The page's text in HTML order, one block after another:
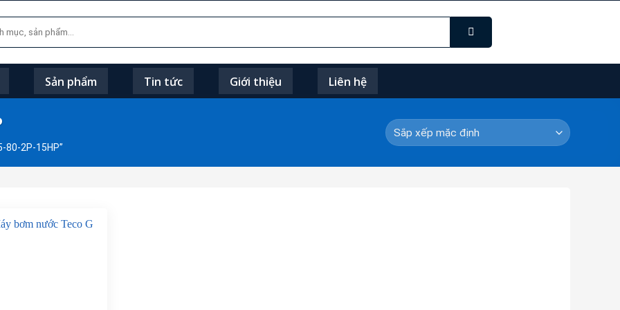
Sản phẩm Tin tức Giới thiệu Liên hệ
80-2P-15HP”